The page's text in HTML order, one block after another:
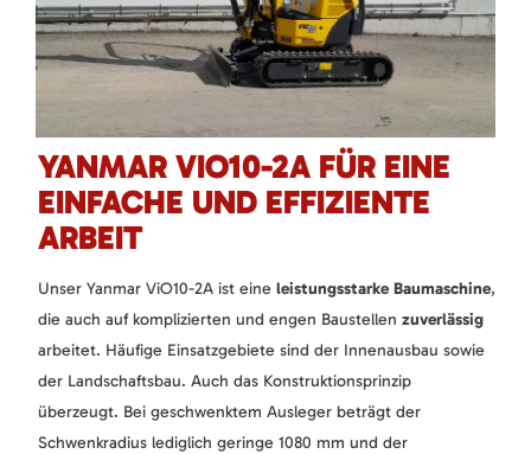
YANMAR VIO10-2A FÜR EINE
EINFACHE UND EFFIZIENTE
ARBEIT
Unser Yanmar ViO10-2A ist eine leistungsstarke Baumaschine,
die auch auf komplizierten und engen Baustellen zuverlässig
arbeitet. Häufige Einsatzgebiete sind der Innenausbau sowie
der Landschaftsbau. Auch das Konstruktionsprinzip
überzeugt. Bei geschwenktem Ausleger beträgt der
Schwenkradius lediglich geringe 1080 mm und der